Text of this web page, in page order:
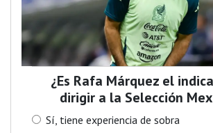
¿Es Rafa Márquez el
dirigir a la Selección
Sí, tiene experiencia de sobra